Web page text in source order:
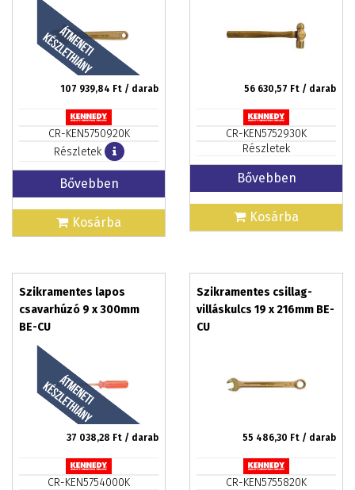
107 939,84 Ft / darab
CR-KEN5750920K
Részletek
Bővebben
Kosárba
56 630,57 Ft / darab
CR-KEN5752930K
Részletek
Bővebben
Kosárba
Szikramentes lapos
csavarhúzó 9 x 300mm
BE-CU
37 038,28 Ft / darab
CR-KEN5754000K
Szikramentes csillag-
villáskulcs 19 x 216mm BE-
CU
55 486,30 Ft / darab
CR-KEN5755820K